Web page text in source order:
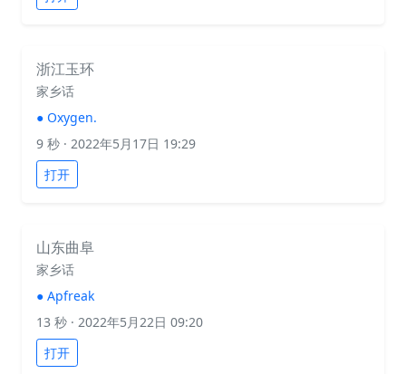
浙江玉环
家乡话
● Oxygen.
9 秒 · 2022年5月17日 19:29
打开
山东曲阜
家乡话
● Apfreak
13 秒 · 2022年5月22日 09:20
打开